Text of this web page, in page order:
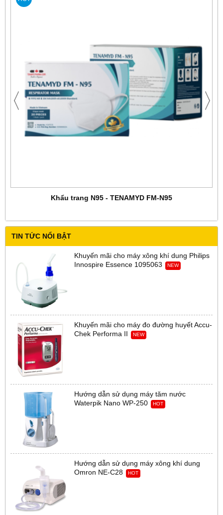
Khẩu trang N95 - TENAMYD FM-N95
TIN TỨC NỔI BẬT
Khuyến mãi cho máy xông khí dung Philips
Innospire Essence 1095063
NEW
Khuyến mãi cho máy đo đường huyết Accu-
Chek Performa II
NEW
Hướng dẫn sử dụng máy tăm nước
Waterpik Nano WP-250
HOT
Hướng dẫn sử dụng máy xông khí dung
Omron NE-C28
HOT